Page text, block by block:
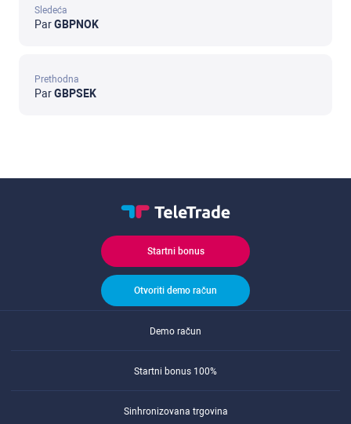
Sledeća
ParGBPNOK
Prethodna
ParGBPSEK
Startni bonus
Otvoriti demo račun
Demo račun
Startni bonus 100%
Sinhronizovana trgovina